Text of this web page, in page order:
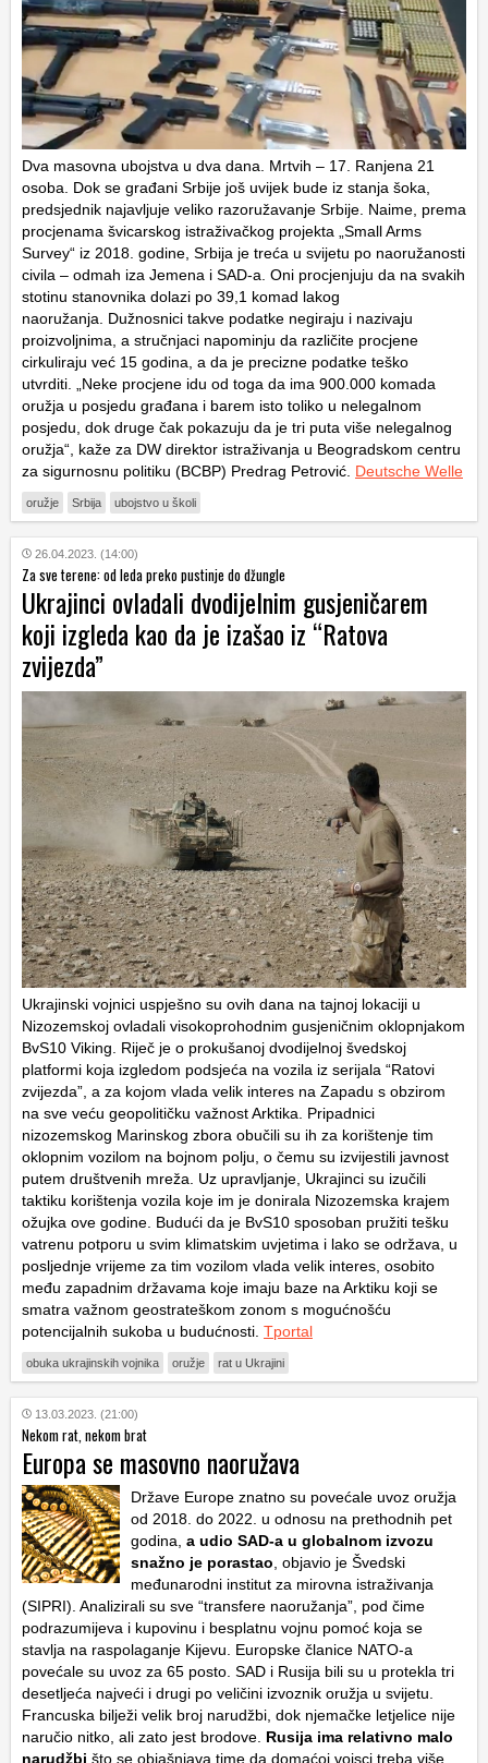
Dva masovna ubojstva u dva dana. Mrtvih – 17. Ranjena 21
osoba. Dok se građani Srbije još uvijek bude iz stanja šoka,
predsjednik najavljuje veliko razoružavanje Srbije. Naime, prema
procjenama švicarskog istraživačkog projekta „Small Arms
Survey“ iz 2018. godine, Srbija je treća u svijetu po naoružanosti
civila – odmah iza Jemena i SAD-a. Oni procjenjuju da na svakih
stotinu stanovnika dolazi po 39,1 komad lakog
naoružanja. Dužnosnici takve podatke negiraju i nazivaju
proizvoljnima, a stručnjaci napominju da različite procjene
cirkuliraju već 15 godina, a da je precizne podatke teško
utvrditi. „Neke procjene idu od toga da ima 900.000 komada
oružja u posjedu građana i barem isto toliko u nelegalnom
posjedu, dok druge čak pokazuju da je tri puta više nelegalnog
oružja“, kaže za DW direktor istraživanja u Beogradskom centru
za sigurnosnu politiku (BCBP) Predrag Petrović. Deutsche Welle
oružje Srbija ubojstvo u školi
26.04.2023. (14:00)
Za sve terene: od leda preko pustinje do džungle
Ukrajinci ovladali dvodijelnim gusjeničarem
koji izgleda kao da je izašao iz “Ratova
zvijezda”
Ukrajinski vojnici uspješno su ovih dana na tajnoj lokaciji u
Nizozemskoj ovladali visokoprohodnim gusjeničnim oklopnjakom
BvS10 Viking. Riječ je o prokušanoj dvodijelnoj švedskoj
platformi koja izgledom podsjeća na vozila iz serijala “Ratovi
zvijezda”, a za kojom vlada velik interes na Zapadu s obzirom
na sve veću geopolitičku važnost Arktika. Pripadnici
nizozemskog Marinskog zbora obučili su ih za korištenje tim
oklopnim vozilom na bojnom polju, o čemu su izvijestili javnost
putem društvenih mreža. Uz upravljanje, Ukrajinci su izučili
taktiku korištenja vozila koje im je donirala Nizozemska krajem
ožujka ove godine. Budući da je BvS10 sposoban pružiti tešku
vatrenu potporu u svim klimatskim uvjetima i lako se održava, u
posljednje vrijeme za tim vozilom vlada velik interes, osobito
među zapadnim državama koje imaju baze na Arktiku koji se
smatra važnom geostrateškom zonom s mogućnošću
potencijalnih sukoba u budućnosti. Tportal
obuka ukrajinskih vojnika oružje rat u Ukrajini
13.03.2023. (21:00)
Nekom rat, nekom brat
Europa se masovno naoružava
Države Europe znatno su povećale uvoz oružja
od 2018. do 2022. u odnosu na prethodnih pet
godina, a udio SAD-a u globalnom izvozu
snažno je porastao , objavio je Švedski
međunarodni institut za mirovna istraživanja
(SIPRI). Analizirali su sve “transfere naoružanja”, pod čime
podrazumijeva i kupovinu i besplatnu vojnu pomoć koja se
stavlja na raspolaganje Kijevu. Europske članice NATO-a
povećale su uvoz za 65 posto. SAD i Rusija bili su u protekla tri
desetljeća najveći i drugi po veličini izvoznik oružja u svijetu.
Francuska bilježi velik broj narudžbi, dok njemačke letjelice nije
naručio nitko, ali zato jest brodove. Rusija ima relativno malo
narudžbi što se objašnjava time da domaćoj vojsci treba više